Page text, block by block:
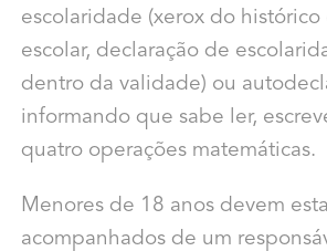
escolaridade (xerox do
escolar, declaração de
dentro da validade) ou
informando que sabe ler,
quatro operações matemáticas.
Menores de 18 anos devem
acompanhados de um